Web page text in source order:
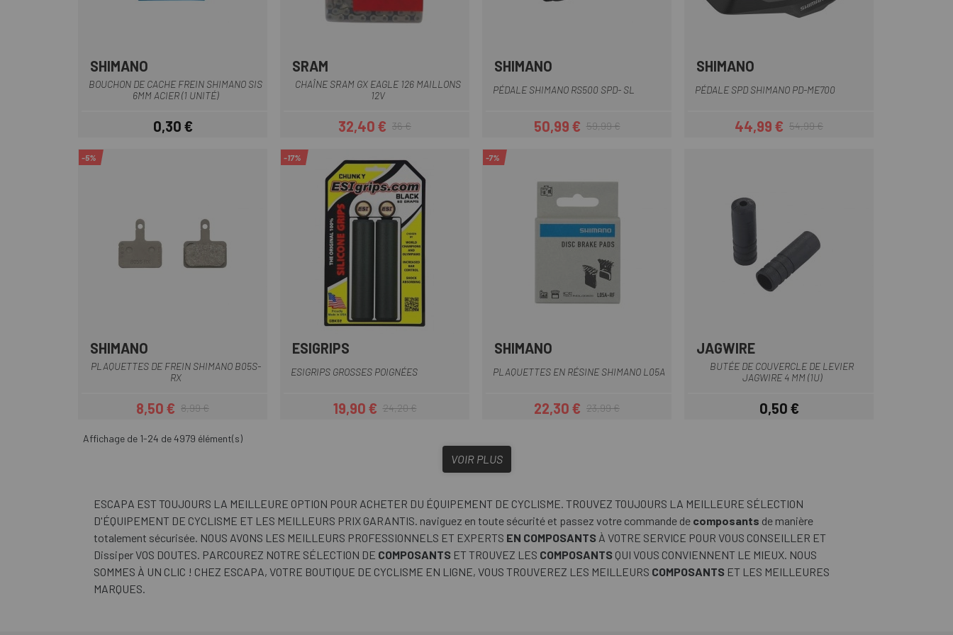
SHIMANO
BOUCHON DE CACHE FREIN SHIMANO SIS
6MM ACIER (1 UNITÉ)
Prix
0,30 €
SRAM
CHAÎNE SRAM GX EAGLE 126 MAILLONS
12V
Prix
32,40 €Prix habituel
36 €
SHIMANO
PÉDALE SHIMANO RS500 SPD- SL
Prix
50,99 €Prix habituel
59,99 €
SHIMANO
PÉDALE SPD SHIMANO PD-ME700
Prix
44,99 €Prix habituel
54,99 €
-5%
SHIMANO
PLAQUETTES DE FREIN SHIMANO B05S-
RX
Prix
8,50 €Prix habituel
8,99 €
JauneBleu
-17%
ESIGRIPS
ESIGRIPS GROSSES POIGNÉES
Prix
19,90 €Prix habituel
24,20 €
-7%
SHIMANO
PLAQUETTES EN RÉSINE SHIMANO L05A
Prix
22,30 €Prix habituel
23,99 €
JAGWIRE
BUTÉE DE COUVERCLE DE LEVIER
JAGWIRE 4 MM (1U)
Prix
0,50 €
Affichage de 1-24 de 4979 élément(s)
VOIR PLUS
ESCAPA EST TOUJOURS LA MEILLEURE OPTION POUR ACHETER DU ÉQUIPEMENT DE CYCLISME. TROUVEZ TOUJOURS LA MEILLEURE SÉLECTION
D'ÉQUIPEMENT DE CYCLISME ET LES MEILLEURS PRIX GARANTIS. naviguez en toute sécurité et passez votre commande de composants de manière
totalement sécurisée. NOUS AVONS LES MEILLEURS PROFESSIONNELS ET EXPERTS EN COMPOSANTS À VOTRE SERVICE POUR VOUS CONSEILLER ET
Dissiper VOS DOUTES. PARCOUREZ NOTRE SÉLECTION DE COMPOSANTS ET TROUVEZ LES COMPOSANTS QUI VOUS CONVIENNENT LE MIEUX. NOUS
SOMMES À UN CLIC ! CHEZ ESCAPA, VOTRE BOUTIQUE DE CYCLISME EN LIGNE, VOUS TROUVEREZ LES MEILLEURS COMPOSANTS ET LES MEILLEURES
MARQUES.